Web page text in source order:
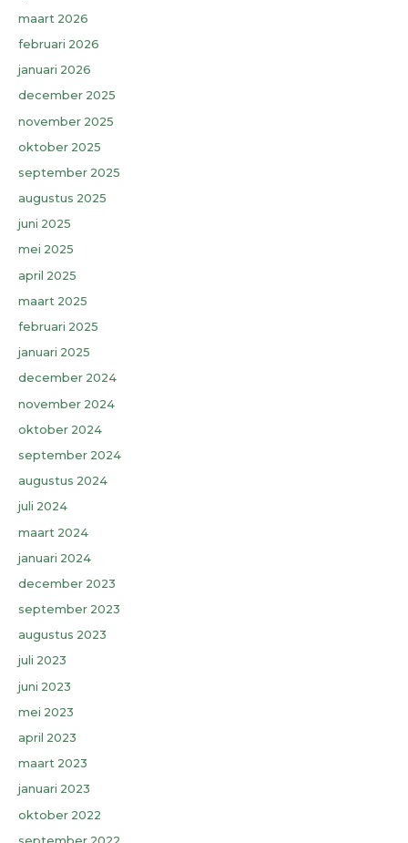
maart 2026
februari 2026
januari 2026
december 2025
november 2025
oktober 2025
september 2025
augustus 2025
juni 2025
mei 2025
april 2025
maart 2025
februari 2025
januari 2025
december 2024
november 2024
oktober 2024
september 2024
augustus 2024
juli 2024
maart 2024
januari 2024
december 2023
september 2023
augustus 2023
juli 2023
juni 2023
mei 2023
april 2023
maart 2023
januari 2023
oktober 2022